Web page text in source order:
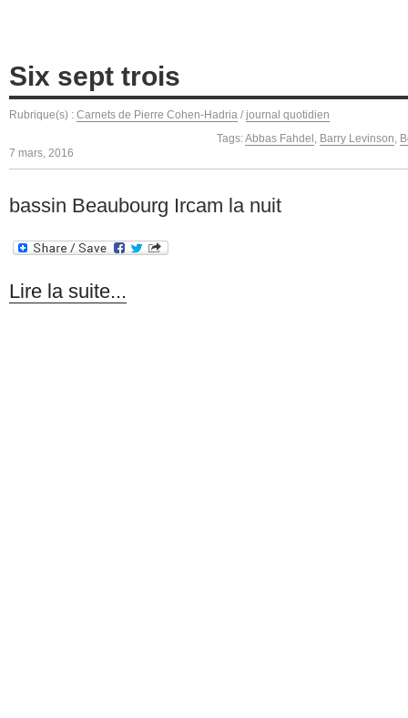
Six sept trois
Rubrique(s) : Carnets de Pierre Cohen-Hadria / journal quotidien
Tags:Abbas Fahdel , Barry Levinson,
7 mars, 2016
bassin Beaubourg Ircam la nuit
Lire la suite...